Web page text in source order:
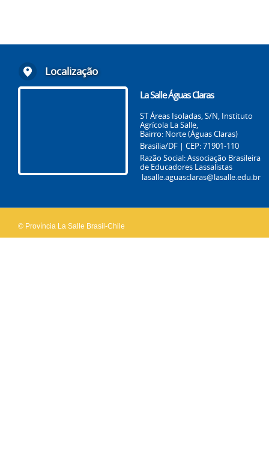
Localização
La Salle Águas Claras
ST Áreas Isoladas, S/N, Instituto
Agrícola La Salle,
Bairro: Norte (Águas Claras)
Brasília/DF | CEP: 71901-110
Razão Social: Associação Brasileira
de Educadores Lassalistas
lasalle.aguasclaras@lasalle.edu.br
© Província La Salle Brasil-Chile